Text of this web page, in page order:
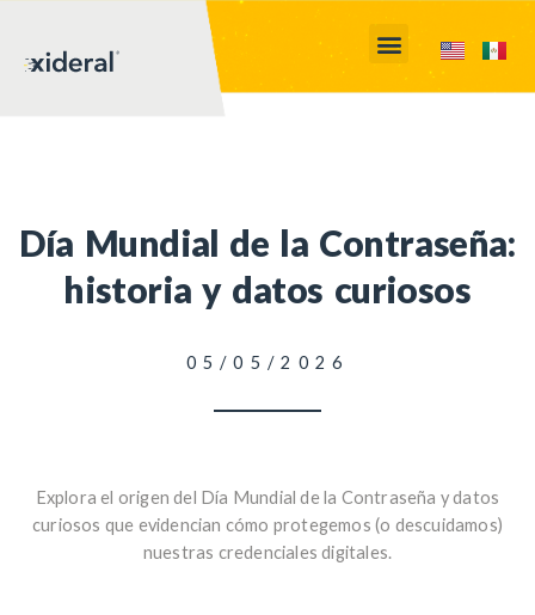
Día Mundial de la Contraseña:
historia y datos curiosos
05/05/2026
Explora el origen del Día Mundial de la Contraseña y datos
curiosos que evidencian cómo protegemos (o descuidamos)
nuestras credenciales digitales.